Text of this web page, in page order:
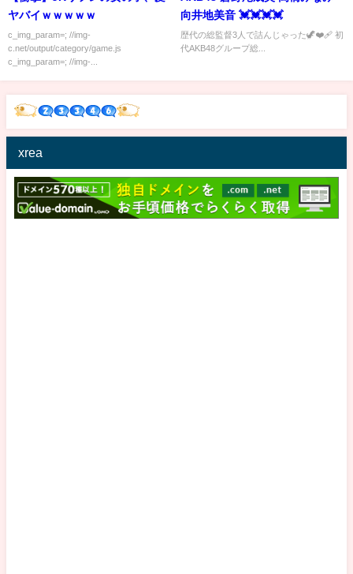
ヤバイｗｗｗｗｗ
c_img_param=; //img-
c.net/output/category/game.js
c_img_param=; //img-...
向井地美音 💓💓💓💓
歴代の総監督3人で詰んじゃった🦖❤️‍🩹 初
代AKB48グループ総...
xrea